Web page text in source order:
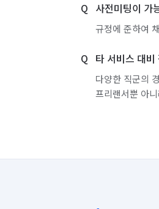
사전미팅이 가
규정에 준하여
타 서비스 대
다양한 직군의
프리랜서뿐 아